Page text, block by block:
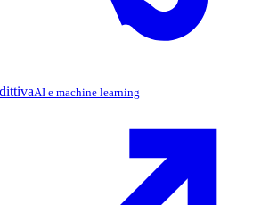
AI e machine learning